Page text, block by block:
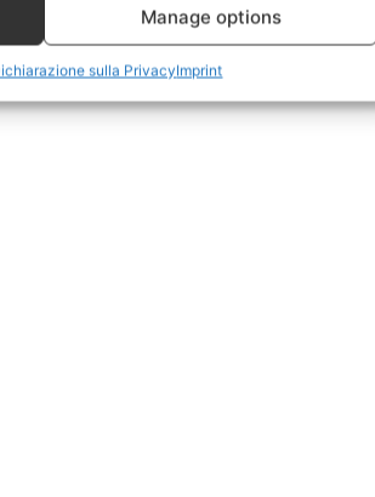
Manage options
sulla PrivacyImprint